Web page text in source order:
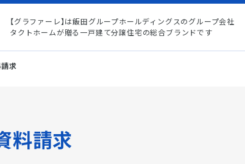
【グラファーレ】は飯田グループホールディングスのグループ会社
タクトホームが贈る一戸建て分譲住宅の総合ブランドです
求
料請求